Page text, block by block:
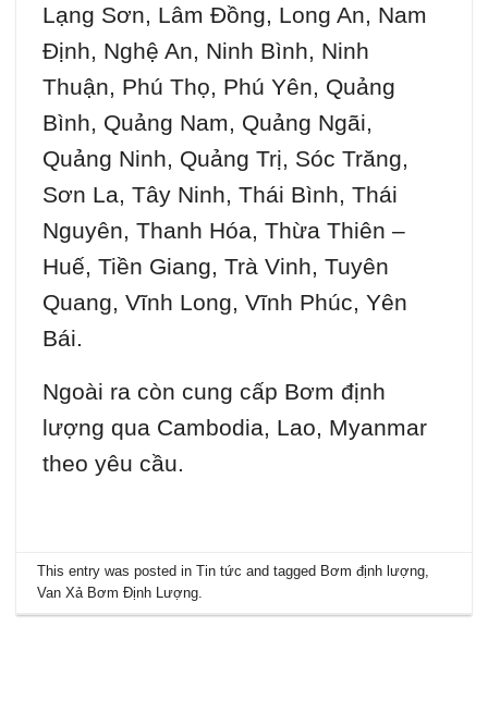
Lạng Sơn, Lâm Đồng, Long An, Nam
Định, Nghệ An, Ninh Bình, Ninh
Thuận, Phú Thọ, Phú Yên, Quảng
Bình, Quảng Nam, Quảng Ngãi,
Quảng Ninh, Quảng Trị, Sóc Trăng,
Sơn La, Tây Ninh, Thái Bình, Thái
Nguyên, Thanh Hóa, Thừa Thiên –
Huế, Tiền Giang, Trà Vinh, Tuyên
Quang, Vĩnh Long, Vĩnh Phúc, Yên
Bái.
Ngoài ra còn cung cấp Bơm định
lượng qua Cambodia, Lao, Myanmar
theo yêu cầu.
This entry was posted inTin tức and tagged Bơm định lượng
Van Xả Bơm Định Lượng